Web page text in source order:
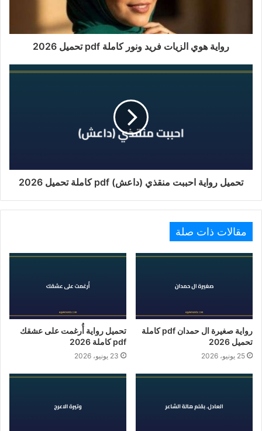
رواية هوي الزيات فريد ونور كاملة pdf تحميل 2026
تحميل رواية احببت منقذي (داعش) pdf كاملة تحميل 2026
مقالات ذات صلة
رواية صغيرة ال حمدان pdf كاملة
تحميل 2026
25 يونيو، 2026
تحميل رواية أُرغمت على عشقك
pdf كاملة 2026
23 يونيو، 2026